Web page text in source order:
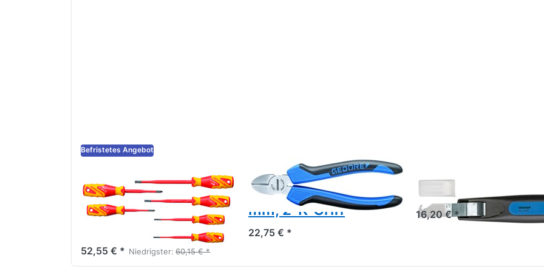
Befristetes Angebot
VDE 2162-2172 PZ-
06
Schraubendreher-
52,55 € * Niedrigster: 60,15 € *
Gedore 8314-160 JC
Seitenschneider 160
mm, 2-K-Griff
22,75 € *
Kabelmesser
16,20 € *